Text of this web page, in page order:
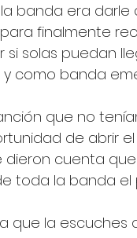
banda era
finalmente
solas puedan
como banda
que no
de abrir
dieron cuenta
toda la banda
que la escuches